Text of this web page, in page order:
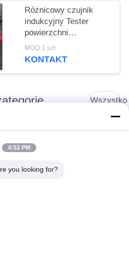
Różnicowy czujnik
indukcyjny Tester
powierzchni
Chropowatość Motif
Waviness Profile
MOQ:1 szt
KONTAKT
Wszystko
Grubościomierz
ultradźwiękowy
Przenośny tester
4:52 PM
you looking for?